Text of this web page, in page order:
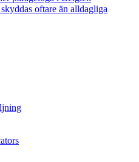
oftare än alldagliga